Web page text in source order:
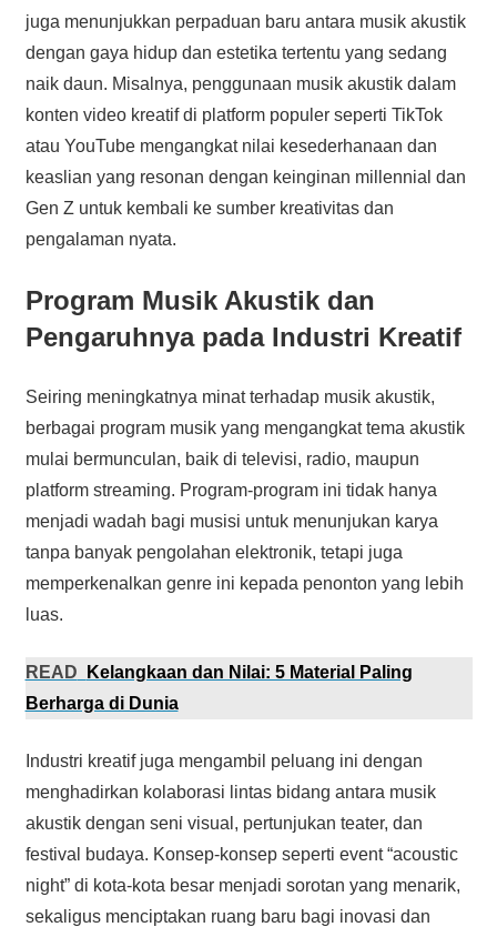
juga menunjukkan perpaduan baru antara musik akustik
dengan gaya hidup dan estetika tertentu yang sedang
naik daun. Misalnya, penggunaan musik akustik dalam
konten video kreatif di platform populer seperti TikTok
atau YouTube mengangkat nilai kesederhanaan dan
keaslian yang resonan dengan keinginan millennial dan
Gen Z untuk kembali ke sumber kreativitas dan
pengalaman nyata.
Program Musik Akustik dan
Pengaruhnya pada Industri Kreatif
Seiring meningkatnya minat terhadap musik akustik,
berbagai program musik yang mengangkat tema akustik
mulai bermunculan, baik di televisi, radio, maupun
platform streaming. Program-program ini tidak hanya
menjadi wadah bagi musisi untuk menunjukan karya
tanpa banyak pengolahan elektronik, tetapi juga
memperkenalkan genre ini kepada penonton yang lebih
luas.
READ
Kelangkaan dan Nilai: 5 Material Paling
Berharga di Dunia
Industri kreatif juga mengambil peluang ini dengan
menghadirkan kolaborasi lintas bidang antara musik
akustik dengan seni visual, pertunjukan teater, dan
festival budaya. Konsep-konsep seperti event “acoustic
night” di kota-kota besar menjadi sorotan yang menarik,
sekaligus menciptakan ruang baru bagi inovasi dan